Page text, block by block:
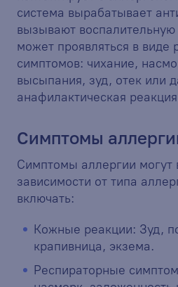
система вырабатывает
вызывают
может проявляться в виде
симптомов: чихание,
высыпания, зуд, отек или
анафилактическая
Симптомы
Симптомы аллергии могут
зависимости от типа
включать:
Кожные реакции: Зуд,
крапивница, экзема.
Респираторные